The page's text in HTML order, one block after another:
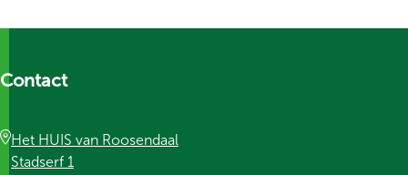
Contact
Het HUIS van Roosendaal
Stadserf 1